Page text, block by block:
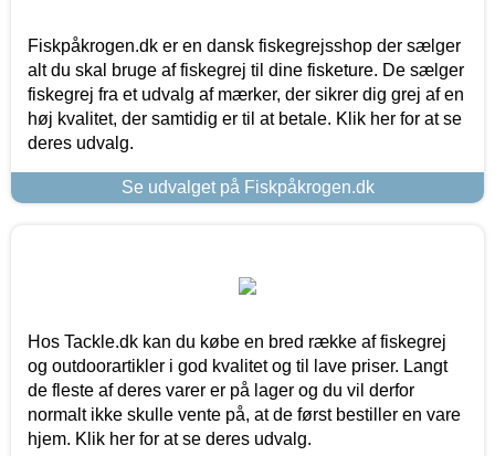
Fiskpåkrogen.dk er en dansk fiskegrejsshop der sælger
alt du skal bruge af fiskegrej til dine fisketure. De sælger
fiskegrej fra et udvalg af mærker, der sikrer dig grej af en
høj kvalitet, der samtidig er til at betale. Klik her for at se
deres udvalg.
Se udvalget på Fiskpåkrogen.dk
Hos Tackle.dk kan du købe en bred række af fiskegrej
og outdoorartikler i god kvalitet og til lave priser. Langt
de fleste af deres varer er på lager og du vil derfor
normalt ikke skulle vente på, at de først bestiller en vare
hjem. Klik her for at se deres udvalg.